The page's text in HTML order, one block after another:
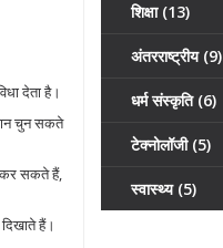
देता है।
चुन सकते
कर सकते हैं,
हैं।
शिक्षा (13)
अंतरराष्ट्रीय (9)
धर्म संस्कृति (6)
टेक्नोलॉजी (5)
स्वास्थ्य (5)